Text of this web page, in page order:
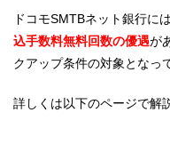
ドコモSMTBネット銀行に
込手数料無料回数の優遇が
クアップ条件の対象となっ
詳しくは以下のページで解